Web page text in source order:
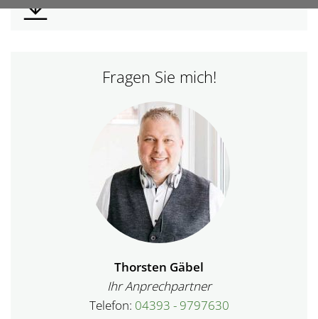
Fragen Sie mich!
Thorsten Gäbel
Ihr Anprechpartner
Telefon: 04393 - 9797630